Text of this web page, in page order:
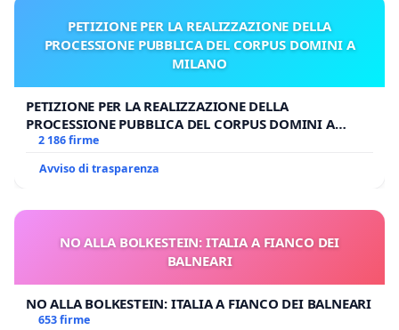
PETIZIONE PER LA REALIZZAZIONE DELLA
PROCESSIONE PUBBLICA DEL CORPUS DOMINI A
MILANO
PETIZIONE PER LA REALIZZAZIONE DELLA
PROCESSIONE PUBBLICA DEL CORPUS DOMINI A
MILANO
2 186 firme
Avviso di trasparenza
NO ALLA BOLKESTEIN: ITALIA A FIANCO DEI
BALNEARI
NO ALLA BOLKESTEIN: ITALIA A FIANCO DEI BALNEARI
653 firme